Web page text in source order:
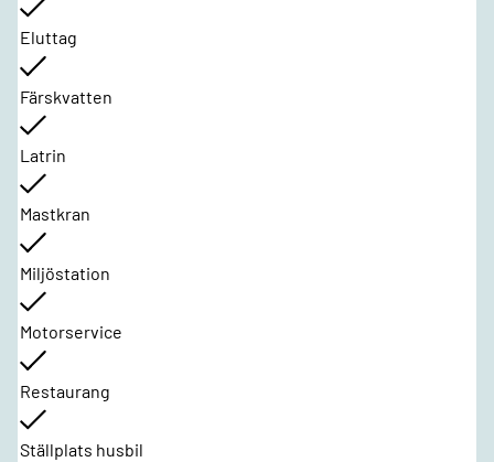
Eluttag
Färskvatten
Latrin
Mastkran
Miljöstation
Motorservice
Restaurang
Ställplats husbil